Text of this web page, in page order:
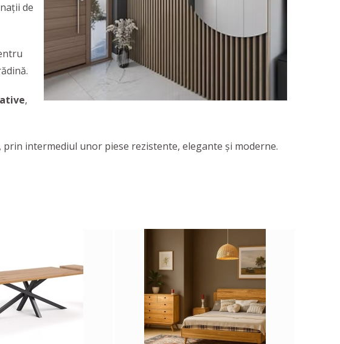
de
,
intermediul unor piese rezistente, elegante şi moderne.